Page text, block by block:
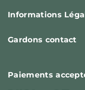
Informations
Gardons contact
Paiements